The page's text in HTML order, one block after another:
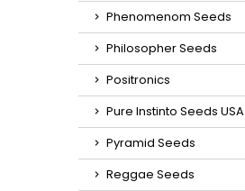
Phenomenom Seeds
Philosopher Seeds
Positronics
Pure Instinto Seeds USA
Pyramid Seeds
Reggae Seeds